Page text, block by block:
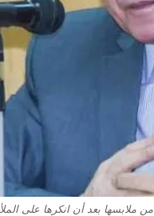
ملابسها بعد أن انكرها على الملأ